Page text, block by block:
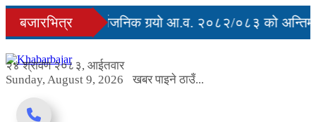
Skip
content
बजारभित्र
सरकारले सार्वजनिक गर्‍यो आ.व. २०८२/०८३ को अन्तिम
२४ श्रावण २०८३, आईतवार
Sunday, August 9, 2026
खबर पाइने ठाउँ...